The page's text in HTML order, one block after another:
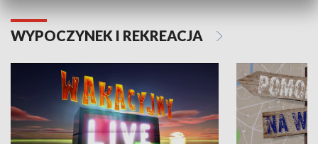
WYPOCZYNEK I REKREACJA